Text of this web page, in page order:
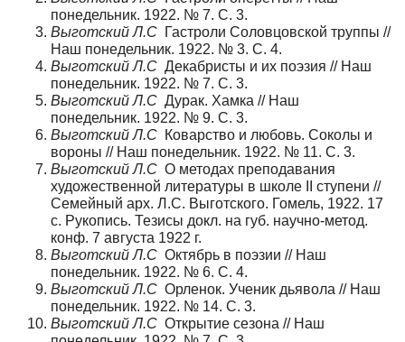
понедельник. 1922. № 7. С. 3.
Выготский Л.С Гастроли Соловцовской труппы //
Наш понедельник. 1922. № 3. С. 4.
Выготский Л.С Декабристы и их поэзия // Наш
понедельник. 1922. № 7. С. 3.
Выготский Л.С Дурак. Хамка // Наш
понедельник. 1922. № 9. С. 3.
Выготский Л.С Коварство и любовь. Соколы и
вороны // Наш понедельник. 1922. № 11. С. 3.
Выготский Л.С О методах преподавания
художественной литературы в школе II ступени //
Семейный арх. Л.С. Выготского. Гомель, 1922. 17
c. Рукопись. Тезисы докл. на губ. научно-метод.
конф. 7 августа 1922 г.
Выготский Л.С Октябрь в поэзии // Наш
понедельник. 1922. № 6. С. 4.
Выготский Л.С Орленок. Ученик дьявола // Наш
понедельник. 1922. № 14. С. 3.
Выготский Л.С Открытие сезона // Наш